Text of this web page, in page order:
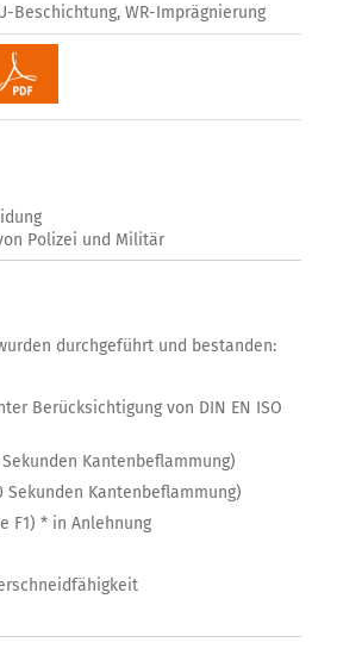
Beschichtung, WR-Imprägnierung
Polizei und Militär
durchgeführt und bestanden:
Berücksichtigung von DIN EN ISO
Sekunden Kantenbeflammung)
Sekunden Kantenbeflammung)
F1) * in Anlehnung